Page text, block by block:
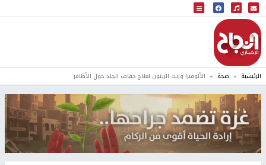
البث المباشر
إذاعة النجاح
الرئيسية صحة الألوفيرا وزيت الزيتون لعلاج جفاف الجلد حول الأظافر